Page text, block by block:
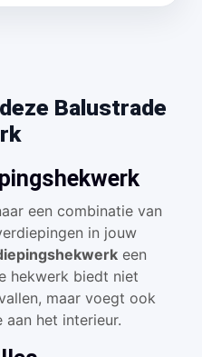
Balustrade
een combinatie van
in jouw
een
hekwerk biedt niet
maar voegt ook
het interieur.